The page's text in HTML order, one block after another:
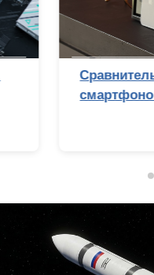
Сравнительный
смартфонов